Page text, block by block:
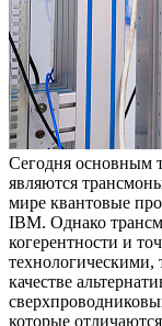
Сегодня основным
являются
мире квантовые
IBM. Однако
когерентности и
качестве
которые